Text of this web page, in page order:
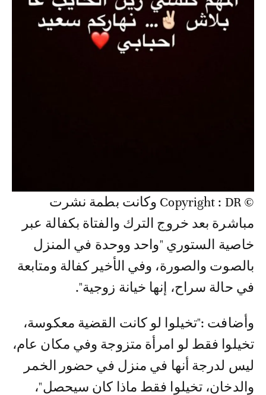
© Copyright : DR وكانت بطمة نشرت
مباشرة بعد خروج الترك والفتاة بكفالة عبر
خاصية الستوري "واحد ووحدة في المنزل
بالصوت والصورة، وفي الأخير كفالة ومتابعة
في حالة سراح، إنها خيانة زوجية".
وأضافت :"تخيلوا لو كانت القضية معكوسة،
تخيلوا فقط لو امرأة متزوجة وفي مكان عام،
ليس لدرجة أنها في منزل في حضور الخمر
والدخان، تخيلوا فقط ماذا كان سيحصل"،